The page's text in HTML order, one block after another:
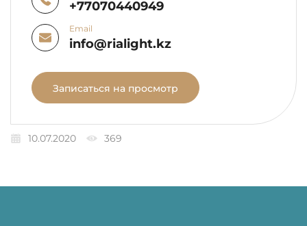
+77070440949
Email
info@rialight.kz
Записаться на просмотр
10.07.2020 369